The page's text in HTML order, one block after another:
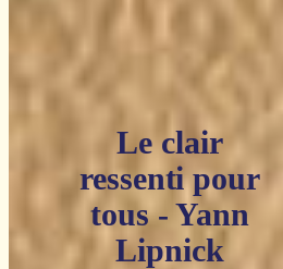
Le clair
ressenti pour
tous - Yann
Lipnick